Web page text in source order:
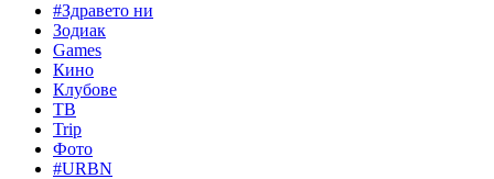
#Здравето ни
Зодиак
Games
Кино
Клубове
ТВ
Trip
Фото
#URBN